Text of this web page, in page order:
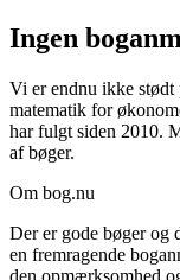
Format:
Hæftet
ISBN:
Forlag: Forlaget
Udgivet: 1. september
Ingen
Vi er endnu ikke stødt
matematik for
har fulgt siden 2010.
af bøger.
Om bog.nu
Der er gode bøger og
en fremragende